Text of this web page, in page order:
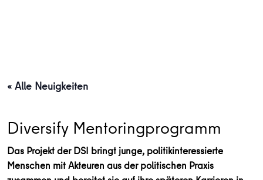
« Alle Neuigkeiten
Diversify Mentoringprogramm
Das Projekt der DSI bringt junge, politikinteressierte
Menschen mit Akteuren aus der politischen Praxis